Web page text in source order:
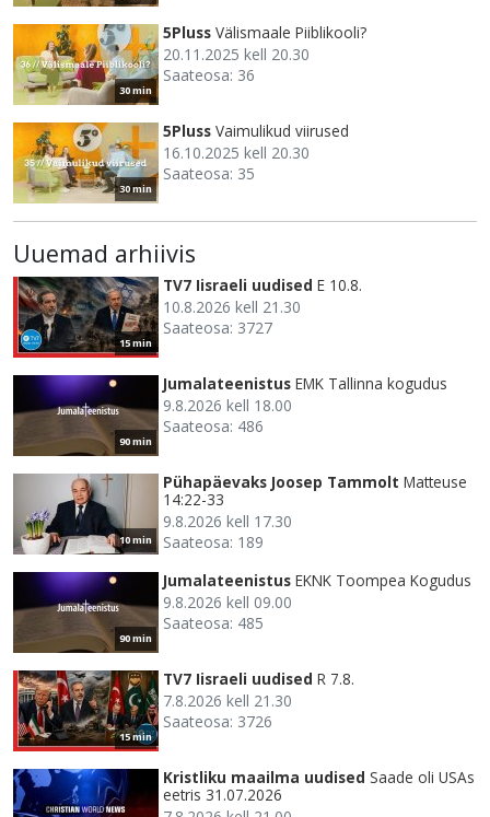
30 min
5Pluss Välismaale Piiblikooli?
20.11.2025 kell 20.30
Saateosa: 36
30 min
5Pluss Vaimulikud viirused
16.10.2025 kell 20.30
Saateosa: 35
Uuemad arhiivis
15 min
TV7 Iisraeli uudised E 10.8.
10.8.2026 kell 21.30
Saateosa: 3727
90 min
Jumalateenistus EMK Tallinna kogudus
9.8.2026 kell 18.00
Saateosa: 486
10 min
Pühapäevaks Joosep Tammolt Matteuse
14:22-33
9.8.2026 kell 17.30
Saateosa: 189
90 min
Jumalateenistus EKNK Toompea Kogudus
9.8.2026 kell 09.00
Saateosa: 485
15 min
TV7 Iisraeli uudised R 7.8.
7.8.2026 kell 21.30
Saateosa: 3726
Kristliku maailma uudised Saade oli USAs
eetris 31.07.2026